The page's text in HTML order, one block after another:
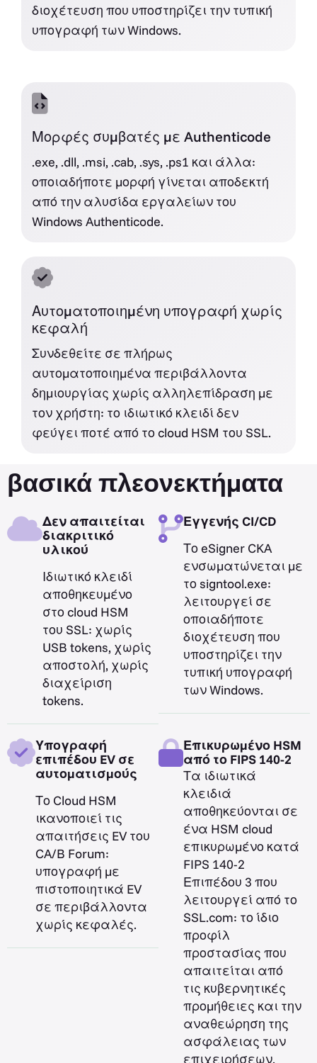
διοχέτευση που υποστηρίζει την τυπική
υπογραφή των Windows.
Μορφές συμβατές με Authenticode
.exe, .dll, .msi, .cab, .sys, .ps1 και άλλα:
οποιαδήποτε μορφή γίνεται αποδεκτή
από την αλυσίδα εργαλείων του
Windows Authenticode.
Αυτοματοποιημένη υπογραφή χωρίς
κεφαλή
Συνδεθείτε σε πλήρως
αυτοματοποιημένα περιβάλλοντα
δημιουργίας χωρίς αλληλεπίδραση με
τον χρήστη: το ιδιωτικό κλειδί δεν
φεύγει ποτέ από το cloud HSM του SSL.
βασικά πλεονεκτήματα
Δεν απαιτείται
διακριτικό
υλικού
Ιδιωτικό κλειδί
αποθηκευμένο
στο cloud HSM
του SSL: χωρίς
USB tokens, χωρίς
αποστολή, χωρίς
διαχείριση
tokens.
Εγγενής CI/CD
Το eSigner CKA
ενσωματώνεται με
το signtool.exe:
λειτουργεί σε
οποιαδήποτε
διοχέτευση που
υποστηρίζει την
τυπική υπογραφή
των Windows.
Υπογραφή
επιπέδου EV σε
αυτοματισμούς
Το Cloud HSM
ικανοποιεί τις
απαιτήσεις EV του
CA/B Forum:
υπογραφή με
πιστοποιητικά EV
σε περιβάλλοντα
χωρίς κεφαλές.
Επικυρωμένο HSM
από το FIPS 140-2
Τα ιδιωτικά
κλειδιά
αποθηκεύονται σε
ένα HSM cloud
επικυρωμένο κατά
FIPS 140-2
Επιπέδου 3 που
λειτουργεί από το
SSL.com: το ίδιο
προφίλ
προστασίας που
απαιτείται από
τις κυβερνητικές
προμήθειες και την
αναθεώρηση της
ασφάλειας των
επιχειρήσεων.